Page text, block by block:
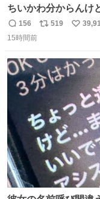
ちいかわ分からんけ
のはどういうこと？
返
信
156
リ
ト
数
519
い
数
15時間前